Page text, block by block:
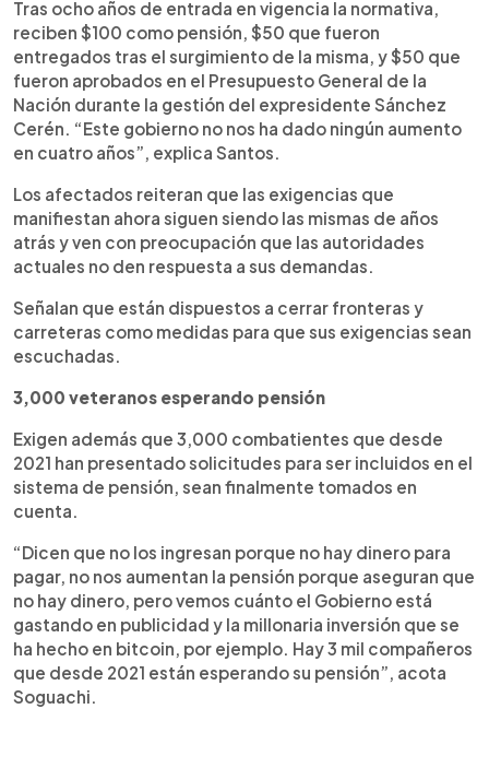
Tras ocho años de entrada en vigencia la normativa,
reciben $100 como pensión, $50 que fueron
entregados tras el surgimiento de la misma, y $50 que
fueron aprobados en el Presupuesto General de la
Nación durante la gestión del expresidente Sánchez
Cerén. “Este gobierno no nos ha dado ningún aumento
en cuatro años”, explica Santos.
Los afectados reiteran que las exigencias que
manifiestan ahora siguen siendo las mismas de años
atrás y ven con preocupación que las autoridades
actuales no den respuesta a sus demandas.
Señalan que están dispuestos a cerrar fronteras y
carreteras como medidas para que sus exigencias sean
escuchadas.
3,000 veteranos esperando pensión
Exigen además que 3,000 combatientes que desde
2021 han presentado solicitudes para ser incluidos en el
sistema de pensión, sean finalmente tomados en
cuenta.
“Dicen que no los ingresan porque no hay dinero para
pagar, no nos aumentan la pensión porque aseguran que
no hay dinero, pero vemos cuánto el Gobierno está
gastando en publicidad y la millonaria inversión que se
ha hecho en bitcoin, por ejemplo. Hay 3 mil compañeros
que desde 2021 están esperando su pensión”, acota
Soguachi.